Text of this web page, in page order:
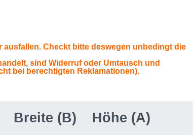
ausfallen. Checkt bitte deswegen unbedingt die
sind Widerruf oder Umtausch und
bei berechtigten Reklamationen).